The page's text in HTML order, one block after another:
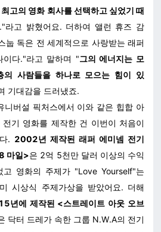
고의 영화 회사를 선택하고 싶었기 때
라고 밝혔어요. 더하여 앨런 휴즈 감
눕 독은 전 세계적으로 사랑받는 래퍼
이다."라고 말하며 "그의 에너지는 모
의 사람들을 하나로 모으는 힘이 있
기대감을 드러냈죠.
니버설 픽처스에서 이와 같은 힙합 아
전기 영화를 제작한 건 이번이 처음이
. 2002년 제작된 래퍼 에미넴 전기
마일>은 2억 5천만 달러 이상의 수익
고 영화의 주제가 "Love Yourself"는
시상식 주제가상을 받았어요. 더해
년에 제작된 <스트레이트 아웃 오브
닥터 드레가 속한 그룹 N.W.A의 전기